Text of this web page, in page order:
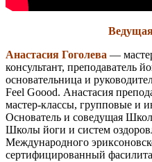
Анастасия Гоголева —
консультант, преподаватель
основательница и
Feel Goood. Анастасия
мастер-классы, групповые и
Основатель и соведущая
Школы йоги и систем
Международного
сертифицированный